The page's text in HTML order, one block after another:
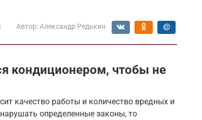
Автор: Александр Редькин
кондиционером, чтобы не
качество работы и количество вредных и
определенные законы, то